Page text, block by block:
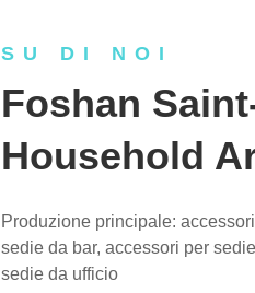
SU DI NOI
Foshan
Household
Produzione principale:
sedie da bar, accessori per
sedie da ufficio